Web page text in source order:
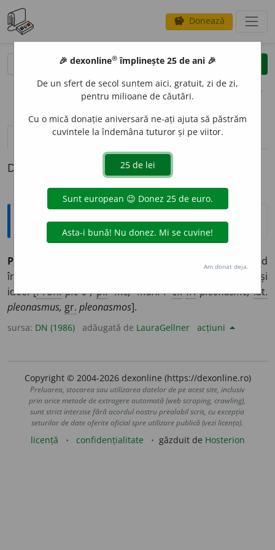
savings Donează
clear
opțiuni
definiții (1) pronunțievolume_up (5)
Definiția cu ID-ul 432106:
Explicative DEX
PLEON
Procedeu greșit de exprimare, constînd
în alăturarea unor cuvinte care repetă inutil aceeași
idee. [Pron. ple-o-, pl. -me, -muri./cf. fr. pléonasme, lat.
pleonasmus, gr. pleonasmos].
sursa: DN (1986) adăugată de LauraGellner acțiuni
Copyright © 2004-2026 dexonline (https://dexonline.ro)
Preluarea, stocarea sau utilizarea datelor de pe acest site, inclusiv
prin orice metode de extragere automată (web scraping, crawling),
sunt strict interzise fără acordul nostru prealabil scris, cu excepția
seturilor de date oferite oficial spre utilizare publică (vezi licența).
licență confidențialitate găzduit de Hosterion
🎉 dexonline® împlinește 25 de ani 🎉
De un sfert de secol suntem aici, gratuit, zi de zi,
pentru milioane de căutări.
Cu o mică donație aniversară ne-ați ajuta să păstrăm
cuvintele la îndemâna tuturor și pe viitor.
Am donat deja.